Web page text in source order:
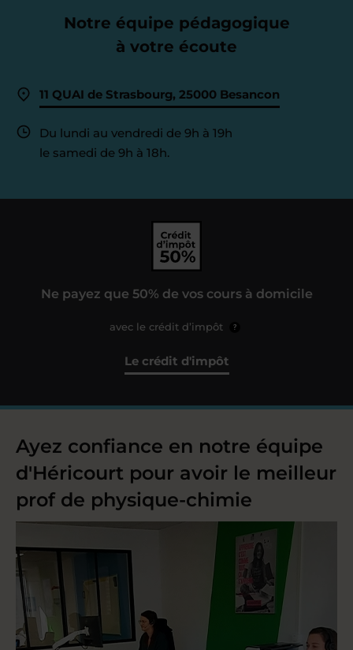
Notre équipe pédagogique
à votre écoute
11 QUAI de Strasbourg, 25000 Besancon
Du lundi au vendredi de 9h à 19h
le samedi de 9h à 18h.
Ne payez que 50% de vos cours à domicile
avec le crédit d’impôt ?
Le crédit d'impôt
Ayez confiance en notre équipe
d'Héricourt pour avoir le meilleur
prof de physique-chimie